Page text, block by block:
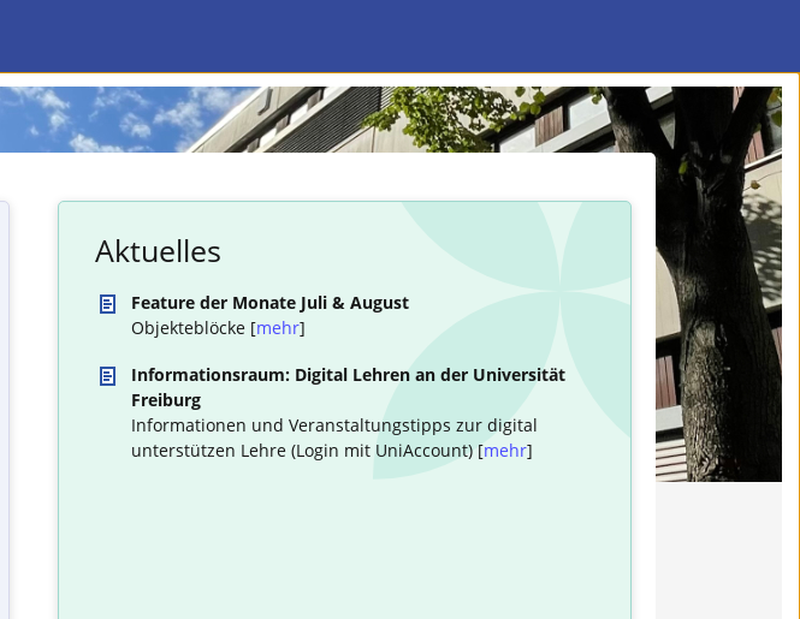
Aktuelles
Feature der Monate Juli & August
Objekteblöcke [mehr]
Informationsraum: Digital Lehren an der Universität
Freiburg
Informationen und Veranstaltungstipps zur digital
unterstützen Lehre (Login mit UniAccount) [mehr]